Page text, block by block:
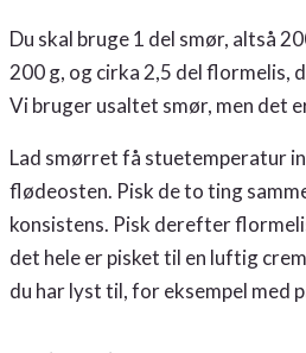
Du skal bruge 1 del smør, altså
200 g, og cirka 2,5 del flormelis,
Vi bruger usaltet smør, men det
Lad smørret få stuetemperatur
flødeosten. Pisk de to ting
konsistens. Pisk derefter
det hele er pisket til en luftig
du har lyst til, for eksempel med